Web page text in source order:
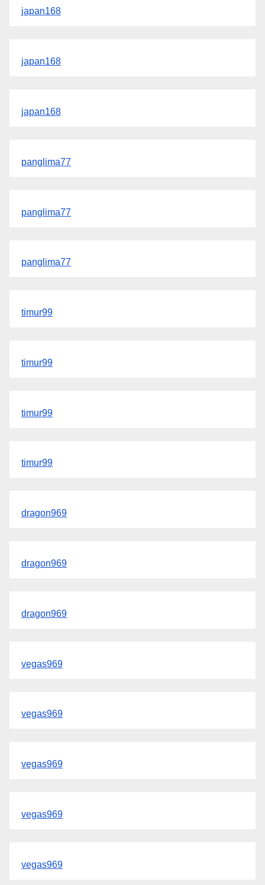
japan168
japan168
japan168
panglima77
panglima77
panglima77
timur99
timur99
timur99
timur99
dragon969
dragon969
dragon969
vegas969
vegas969
vegas969
vegas969
vegas969